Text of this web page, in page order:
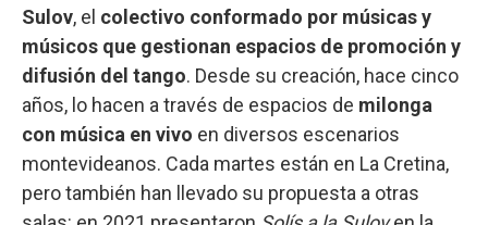
Sulov, el colectivo conformado por músicas y
músicos que gestionan espacios de promoción y
difusión del tango. Desde su creación, hace cinco
años, lo hacen a través de espacios de milonga
con música en vivo en diversos escenarios
montevideanos. Cada martes están en La Cretina,
pero también han llevado su propuesta a otras